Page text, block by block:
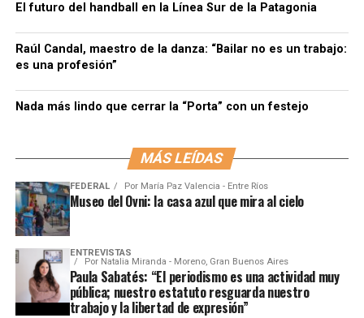
El futuro del handball en la Línea Sur de la Patagonia
Raúl Candal, maestro de la danza: “Bailar no es un trabajo:
es una profesión”
Nada más lindo que cerrar la “Porta” con un festejo
MÁS LEÍDAS
FEDERAL Por María Paz Valencia - Entre Ríos
Museo del Ovni: la casa azul que mira al cielo
ENTREVISTAS
Por Natalia Miranda - Moreno, Gran Buenos Aires
Paula Sabatés: “El periodismo es una actividad muy
pública; nuestro estatuto resguarda nuestro
trabajo y la libertad de expresión”